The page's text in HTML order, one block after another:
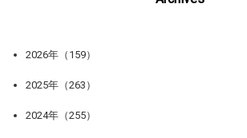
2026年（159）
2025年（263）
2024年（255）